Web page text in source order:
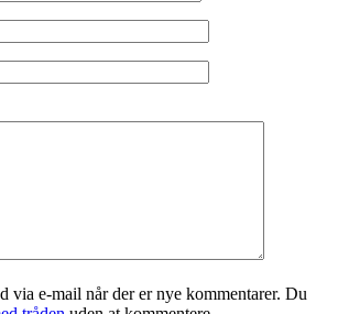
via e-mail når der er nye kommentarer. Du